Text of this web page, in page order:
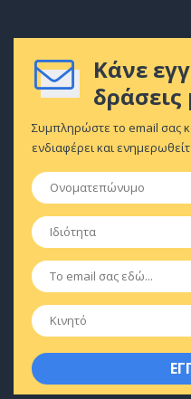
Κάνε
δράσεις
Συμπληρώστε το email σας
ενδιαφέρει και
Ονοματεπώνυμο
Ιδιότητα
Email
Κινητό